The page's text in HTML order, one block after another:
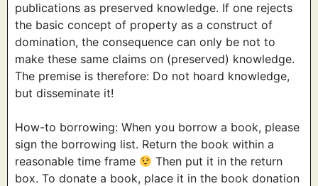
publications as preserved knowledge. If one rejects
the basic concept of property as a construct of
domination, the consequence can only be not to
make these same claims on (preserved) knowledge.
The premise is therefore: Do not hoard knowledge,
but disseminate it!
How-to borrowing: When you borrow a book, please
sign the borrowing list. Return the book within a
reasonable time frame
Then put it in the return
box. To donate a book, place it in the book donation